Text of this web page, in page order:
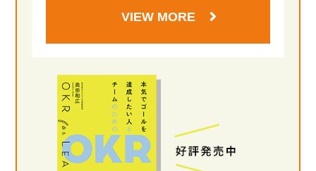
VIEW MORE